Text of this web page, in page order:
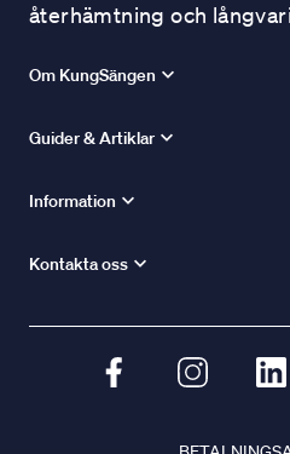
återhämtning och
Om KungSängen
Guider & Artiklar
Information
Kontakta oss